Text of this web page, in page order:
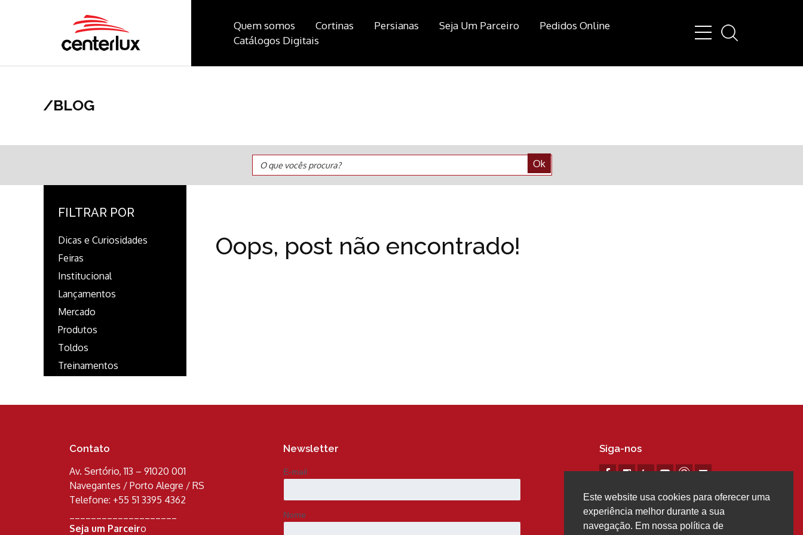
Quem somos Cortinas Persianas Seja Um Parceiro
Pedidos Online
Catálogos Digitais
/BLOG
O que vocês procura? Ok
FILTRAR POR
Dicas e Curiosidades
Feiras
Institucional
Lançamentos
Mercado
Produtos
Toldos
Treinamentos
Oops, post não encontrado!
Contato
Av. Sertório, 113 – 91020 001
Navegantes / Porto Alegre / RS
Telefone: +55 51 3395 4362
Seja um Parceiro
Newsletter
E-mail
Nome
Siga-nos
Este website usa cookies para oferecer uma
experiência melhor durante a sua
navegação. Em nossa política de